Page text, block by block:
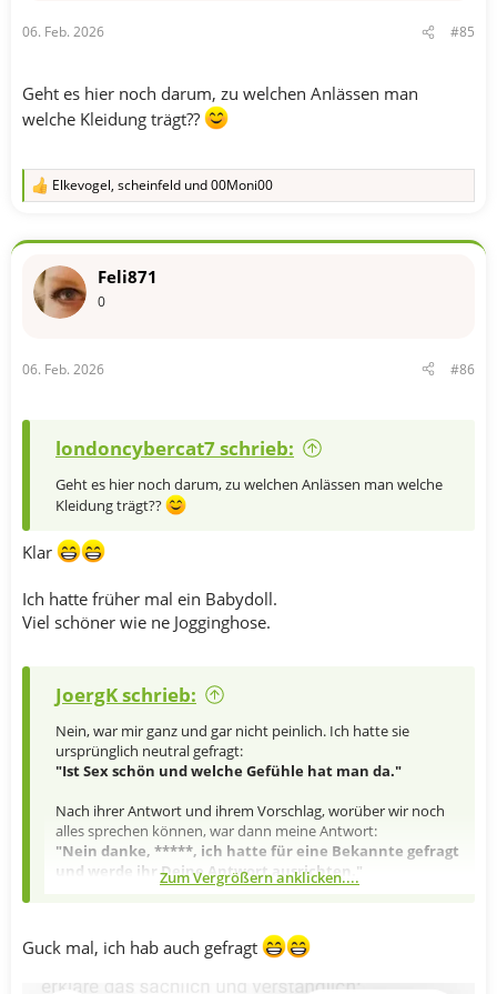
06. Feb. 2026 #85
Geht es hier noch darum, zu welchen Anlässen man
welche Kleidung trägt??
R
k
o
:
Elkevogel, scheinfeld und00Moni00
Feli871
0
06. Feb. 2026 #86
londoncybercat7 schrieb:
Geht es hier noch darum, zu welchen Anlässen man welche
Kleidung trägt??
Klar
Ich hatte früher mal ein Babydoll.
Viel schöner wie ne Jogginghose.
JoergK schrieb:
Nein, war mir ganz und gar nicht peinlich. Ich hatte sie
ursprünglich neutral gefragt:
"Ist Sex schön und welche Gefühle hat man da."
Nach ihrer Antwort und ihrem Vorschlag, worüber wir noch
alles sprechen können, war dann meine Antwort:
"Nein danke, *****, ich hatte für eine Bekannte gefragt
und werde ihr Deine Antwort ausrichten."
Idee, mit ihr über Sex zu chatten.
Wenn man den Dialog mit der KI nicht irgendwann beendet,
Zum Vergrößern anklicken....
Guck mal, ich hab auch gefragt